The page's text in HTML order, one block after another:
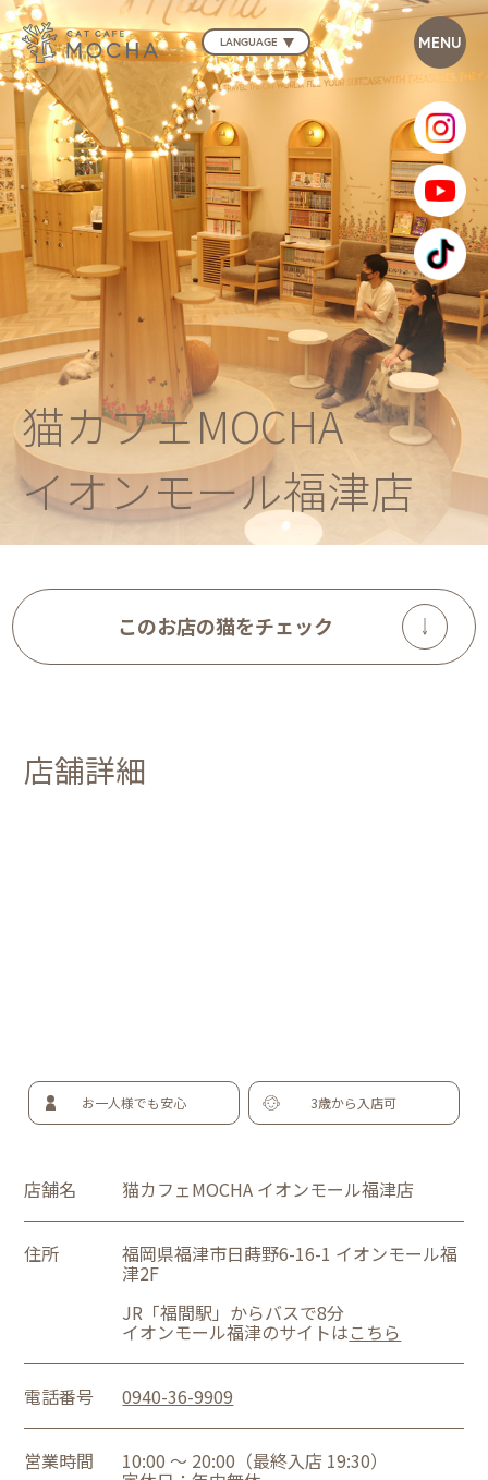
LANGUAGE
猫カフェMOCHA
イオンモール福津店
このお店の猫をチェック
店舗詳細
お一人様でも安心 3歳から入店可
店舗名 猫カフェMOCHA イオンモール福津店
住所 福岡県福津市日蒔野6-16-1 イオンモール福
津2F
JR「福間駅」からバスで8分
イオンモール福津のサイトはこちら
電話番号 0940-36-9909
営業時間 10:00 ～ 20:00（最終入店 19:30）